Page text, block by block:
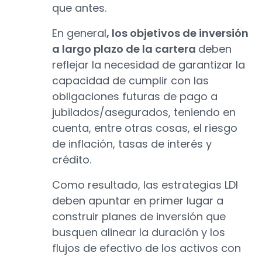
que antes.
En general, los objetivos de inversión
a largo plazo de la cartera deben
reflejar la necesidad de garantizar la
capacidad de cumplir con las
obligaciones futuras de pago a
jubilados/asegurados, teniendo en
cuenta, entre otras cosas, el riesgo
de inflación, tasas de interés y
crédito.
Como resultado, las estrategias LDI
deben apuntar en primer lugar a
construir planes de inversión que
busquen alinear la duración y los
flujos de efectivo de los activos con